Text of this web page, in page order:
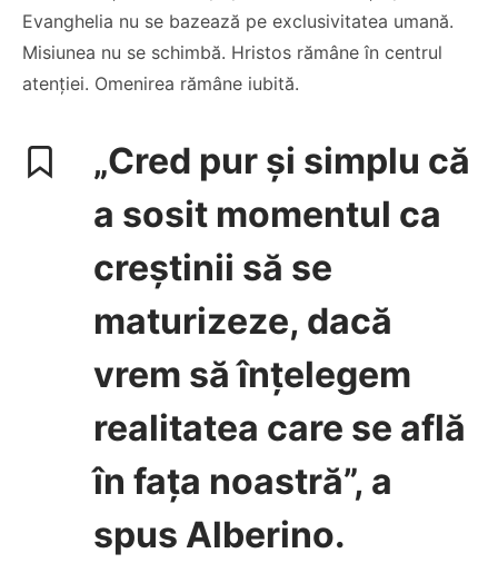
Evanghelia nu se bazează pe exclusivitatea umană.
Misiunea nu se schimbă. Hristos rămâne în centrul
atenției. Omenirea rămâne iubită.
„Cred pur și simplu că
a sosit momentul ca
creștinii să se
maturizeze, dacă
vrem să înțelegem
realitatea care se află
în fața noastră”, a
spus Alberino.